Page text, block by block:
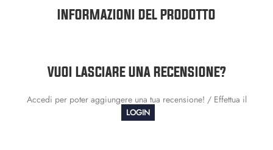
INFORMAZIONI DEL PRODOTTO
VUOI LASCIARE UNA RECENSIONE?
Accedi per poter aggiungere una tua recensione! / Effettua il
LOGIN